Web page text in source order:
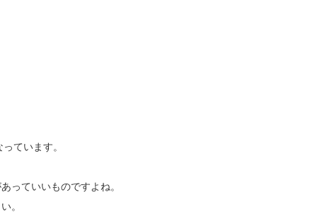
ています。
っていいものですよね。
。